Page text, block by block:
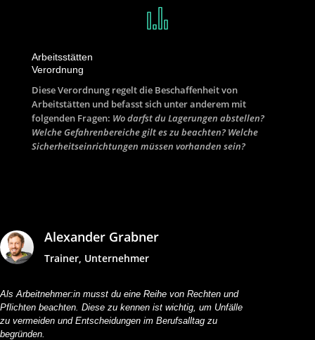
Arbeitsstätten
Verordnung
Diese Verordnung regelt die Beschaffenheit von
Arbeitstätten und befasst sich unter anderem mit
folgenden Fragen: Wo darfst du Lagerungen abstellen?
Welche Gefahrenbereiche gilt es zu beachten? Welche
Sicherheitseinrichtungen müssen vorhanden sein?
Alexander Grabner
Trainer, Unternehmer
Als Arbeitnehmer:in musst du eine Reihe von Rechten und
Pflichten beachten. Diese zu kennen ist wichtig, um Unfälle
zu vermeiden und Entscheidungen im Berufsalltag zu
begründen.